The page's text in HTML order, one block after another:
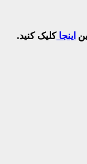
اینجاکلیک کنید.